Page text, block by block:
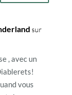
sur
, avec un
vous